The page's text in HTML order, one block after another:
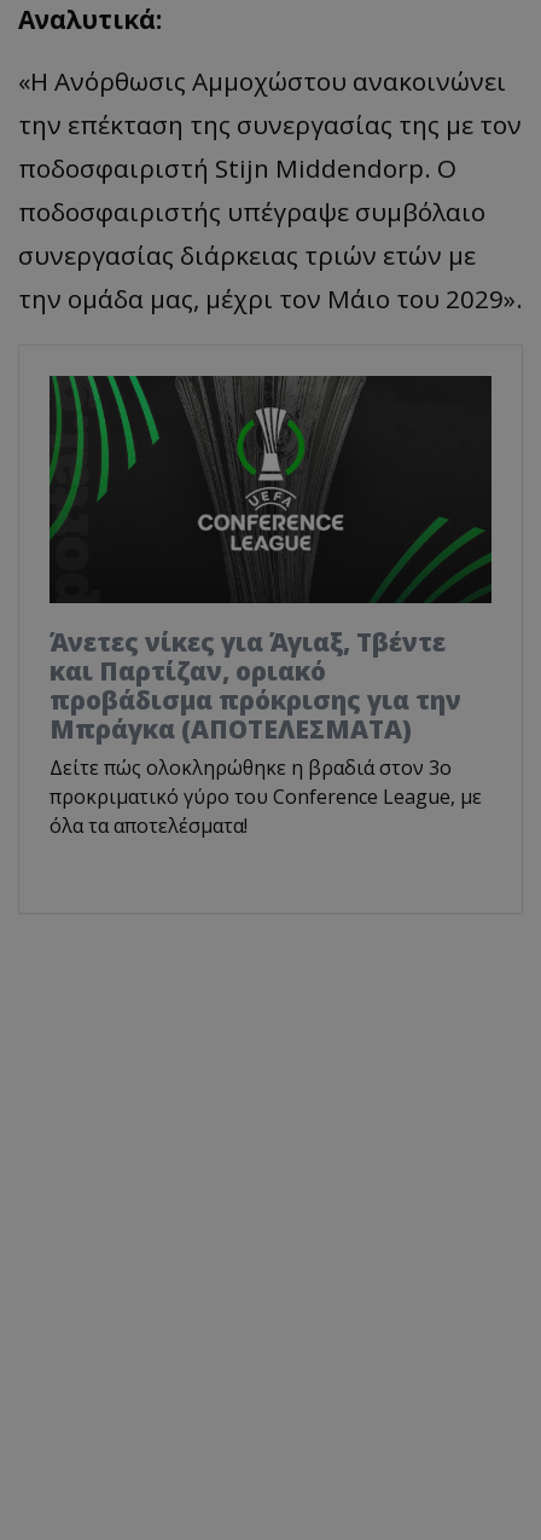
Αναλυτικά:
«Η Ανόρθωσις Αμμοχώστου ανακοινώνει
την επέκταση της συνεργασίας της με τον
ποδοσφαιριστή Stijn Middendorp. Ο
ποδοσφαιριστής υπέγραψε συμβόλαιο
συνεργασίας διάρκειας τριών ετών με
την ομάδα μας, μέχρι τον Μάιο του 2029».
Άνετες νίκες για Άγιαξ, Τβέντε
και Παρτίζαν, οριακό
προβάδισμα πρόκρισης για την
Μπράγκα (ΑΠΟΤΕΛΕΣΜΑΤΑ)
Δείτε πώς ολοκληρώθηκε η βραδιά στον 3ο
προκριματικό γύρο του Conference League, με
όλα τα αποτελέσματα!